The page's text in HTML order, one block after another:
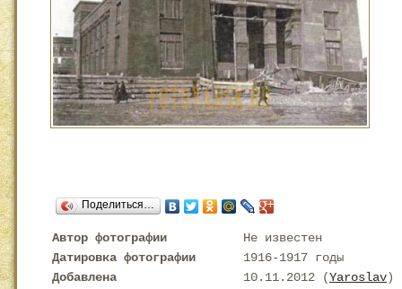
Поделиться…
Автор фотографии
Не известен
Датировка фотографии
1916-1917 годы
Добавлена
10.11.2012 (Yaroslav)